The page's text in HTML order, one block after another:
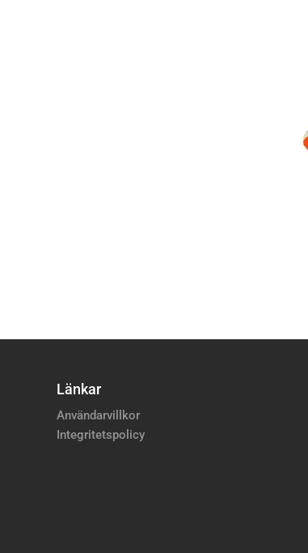
Länkar
Användarvillkor
Integritetspolicy